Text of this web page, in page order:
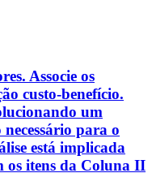
Associe os
custo-benefício.
um
para o
está implicada
os itens da Coluna II